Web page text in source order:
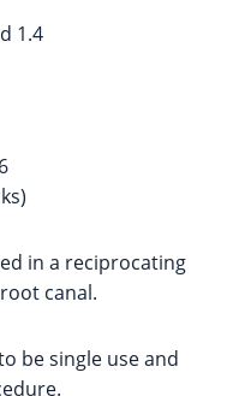
1.4
in a reciprocating
canal.
be single use and